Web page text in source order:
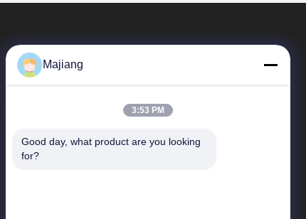
Быстрые Ссылки
Majiang
3:53 PM
Good day, what product are you looking
for?